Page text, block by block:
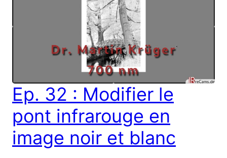
Ep. 32 : Modifier le
pont infrarouge en
image noir et blanc